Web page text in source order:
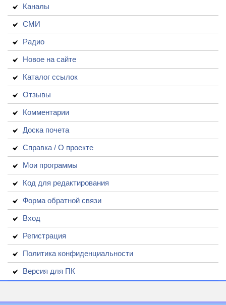
Каналы
СМИ
Радио
Новое на сайте
Каталог ссылок
Отзывы
Комментарии
Доска почета
Справка / О проекте
Мои программы
Код для редактирования
Форма обратной связи
Вход
Регистрация
Политика конфиденциальности
Версия для ПК